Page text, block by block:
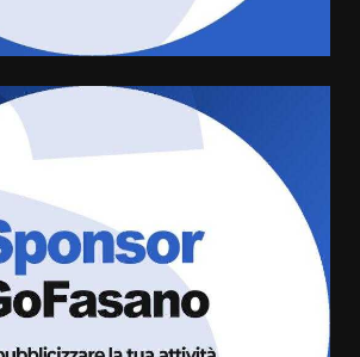
cittadina di Fratelli d’Italia,
pronta a tornare in Consiglio
comunale
6 Agosto 2026 08:00
Cura dei beni comuni e
cittadinanza attiva: online
l’avviso per la gestione
condivisa della Villetta di
Laureto